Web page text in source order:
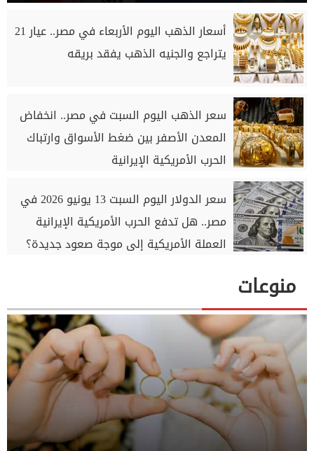
أسعار الذهب اليوم الأربعاء في مصر.. عيار 21
يتراجع والجنيه الذهب يفقد بريقه
سعر الذهب اليوم السبت في مصر.. انخفاض
المعدن الأصفر بين ضغط الأسواق وارتباك
الحرب الأمريكية الإيرانية
سعر الدولار اليوم السبت 13 يونيو 2026 في
مصر.. هل تدفع الحرب الأمريكية الإيرانية
العملة الأمريكية إلى موجة صعود جديدة؟
منوعات